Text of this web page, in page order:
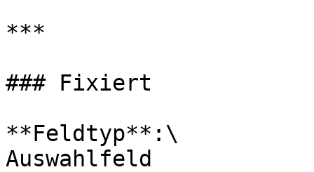
***
### Fixiert
**Feldtyp**:\
Auswahlfeld